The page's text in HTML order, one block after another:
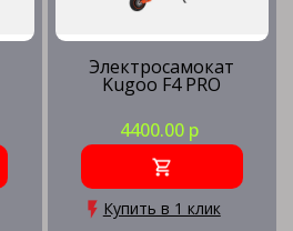
Электросамокат
Kugoo F4 PRO
4400.00 р
Купить в 1 клик